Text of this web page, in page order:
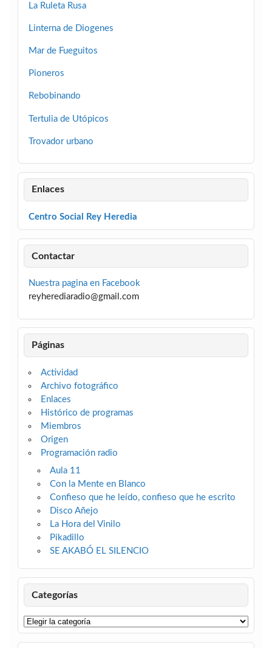
La Ruleta Rusa
Linterna de Diogenes
Mar de Fueguitos
Pioneros
Rebobinando
Tertulia de Utópicos
Trovador urbano
Enlaces
Centro Social Rey Heredia
Contactar
Nuestra pagina en Facebook
reyherediaradio@gmail.com
Páginas
Actividad
Archivo fotográfico
Enlaces
Histórico de programas
Miembros
Origen
Programación radio
Aula 11
Con la Mente en Blanco
Confieso que he leído, confieso que he escrito
Disco Añejo
La Hora del Vinilo
Pikadillo
SE AKABÓ EL SILENCIO
Categorías
Categorías